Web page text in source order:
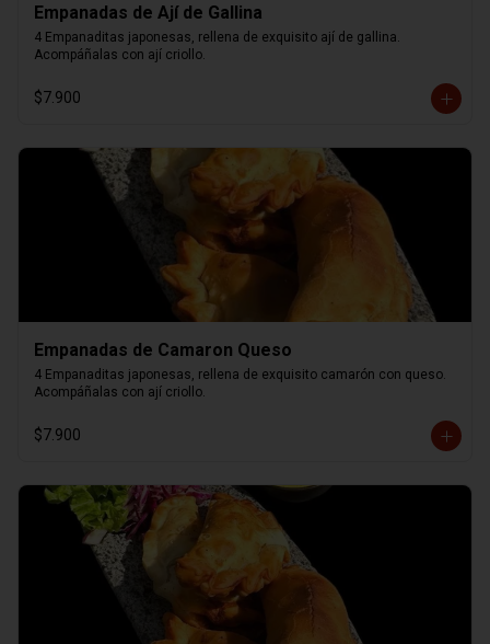
Empanadas de Ají de Gallina
4 Empanaditas japonesas, rellena de exquisito ají de gallina.
Acompáñalas con ají criollo.
$7.900
Empanadas de Camaron Queso
4 Empanaditas japonesas, rellena de exquisito camarón con queso.
Acompáñalas con ají criollo.
$7.900